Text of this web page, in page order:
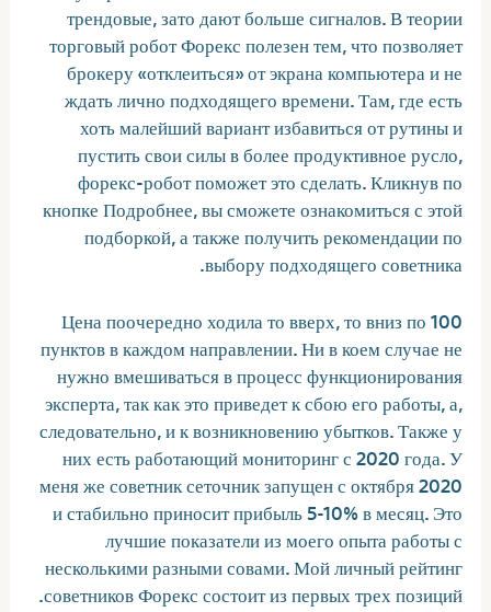
трендовые, зато дают больше сигналов. В теории
торговый робот Форекс полезен тем, что позволяет
брокеру «отклеиться» от экрана компьютера и не
ждать лично подходящего времени. Там, где есть
хоть малейший вариант избавиться от рутины и
пустить свои силы в более продуктивное русло,
форекс-робот поможет это сделать. Кликнув по
кнопке Подробнее, вы сможете ознакомиться с этой
подборкой, а также получить рекомендации по
выбору подходящего советника.
Цена поочередно ходила то вверх, то вниз по 100
пунктов в каждом направлении. Ни в коем случае не
нужно вмешиваться в процесс функционирования
эксперта, так как это приведет к сбою его работы, а,
следовательно, и к возникновению убытков. Также у
них есть работающий мониторинг с 2020 года. У
меня же советник сеточник запущен с октября 2020
и стабильно приносит прибыль 5-10% в месяц. Это
лучшие показатели из моего опыта работы с
несколькими разными совами. Мой личный рейтинг
советников Форекс состоит из первых трех позиций.